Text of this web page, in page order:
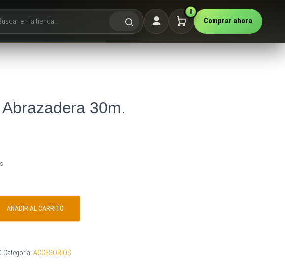
productos
0
Comprar ahora
30m.
AÑADIR AL CARRITO
Categoría: ACCESORIOS